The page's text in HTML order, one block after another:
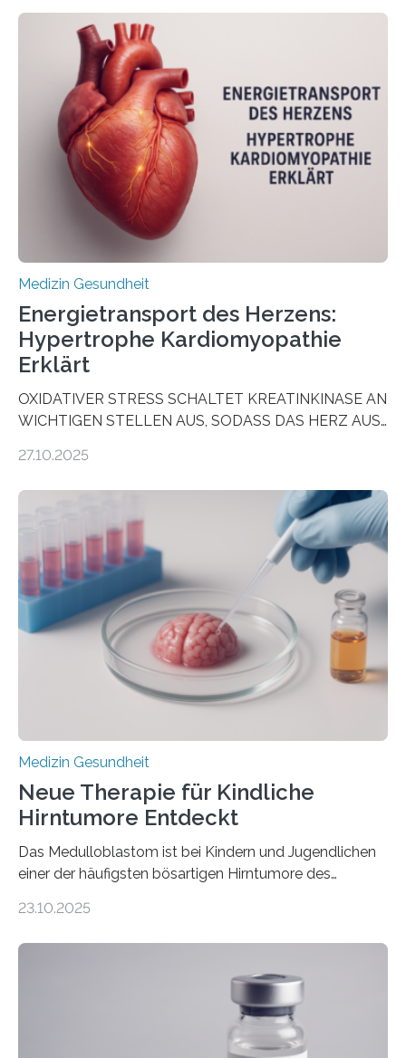
Oncology, zeigen die Forschenden, dass Mini-Tumore
aus Gewebe von Patientinnen und Patienten –
sogenannte Organoide – genutzt werden können, um
vorab zu prüfen, welche Medikamente am besten
wirken. Dabei wurde ein Eiweiß identifiziert, das künftig
als Biomarker für die Wahl der passenden Therapie
dienen könnte. Darmkrebs zählt weltweit zu den
häufigsten Krebsarten und stellt…
Medizin Gesundheit
Energietransport des Herzens:
Hypertrophe Kardiomyopathie
Erklärt
OXIDATIVER STRESS SCHALTET KREATINKINASE AN
WICHTIGEN STELLEN AUS, SODASS DAS HERZ AUS
aus dem Deutschen Zentrum für Herzinsuffizienz
im Journal Circulation, warum der Energietransport bei
der Hypertrophen Kardiomyopathie (HCM) versagen
kann und wie sich durch eine Verringerung der
Herzbelastung und des oxidativen Stresses
Rhythmusstörungen reduzieren lassen. Würzburg. Die
hypertrophe Kardiomyopathie (HCM) ist die häufigste
erblich bedingte Herzerkrankung. Sie führt dazu, dass
sich die linke Herzkammer verdickt, der Herzmuskel zu
stark kontrahiert…
27.10.2025
Medizin Gesundheit
Neue Therapie für Kindliche
Hirntumore Entdeckt
Das Medulloblastom ist bei Kindern und Jugendlichen
einer der häufigsten bösartigen Hirntumore des
Betroffenen können mit heutigen Methoden geheilt
Dringend benötigt werden zielgerichtete Therapien, die
nur Tumorschwachstellen angreifen und normales
Gewebe verschonen. Forschende um Daniel Merk vom
Hertie-Institut für klinische Hirnforschung am
23.10.2025